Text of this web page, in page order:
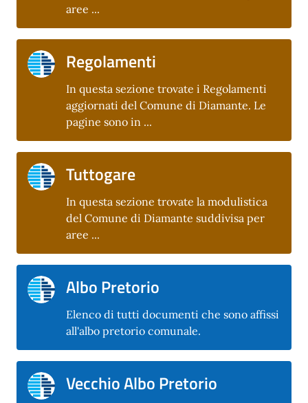
aree ...
Regolamenti
In questa sezione trovate i Regolamenti
aggiornati del Comune di Diamante. Le
pagine sono in ...
Tuttogare
In questa sezione trovate la modulistica
del Comune di Diamante suddivisa per
aree ...
Albo Pretorio
Elenco di tutti documenti che sono affissi
all'albo pretorio comunale.
Vecchio Albo Pretorio